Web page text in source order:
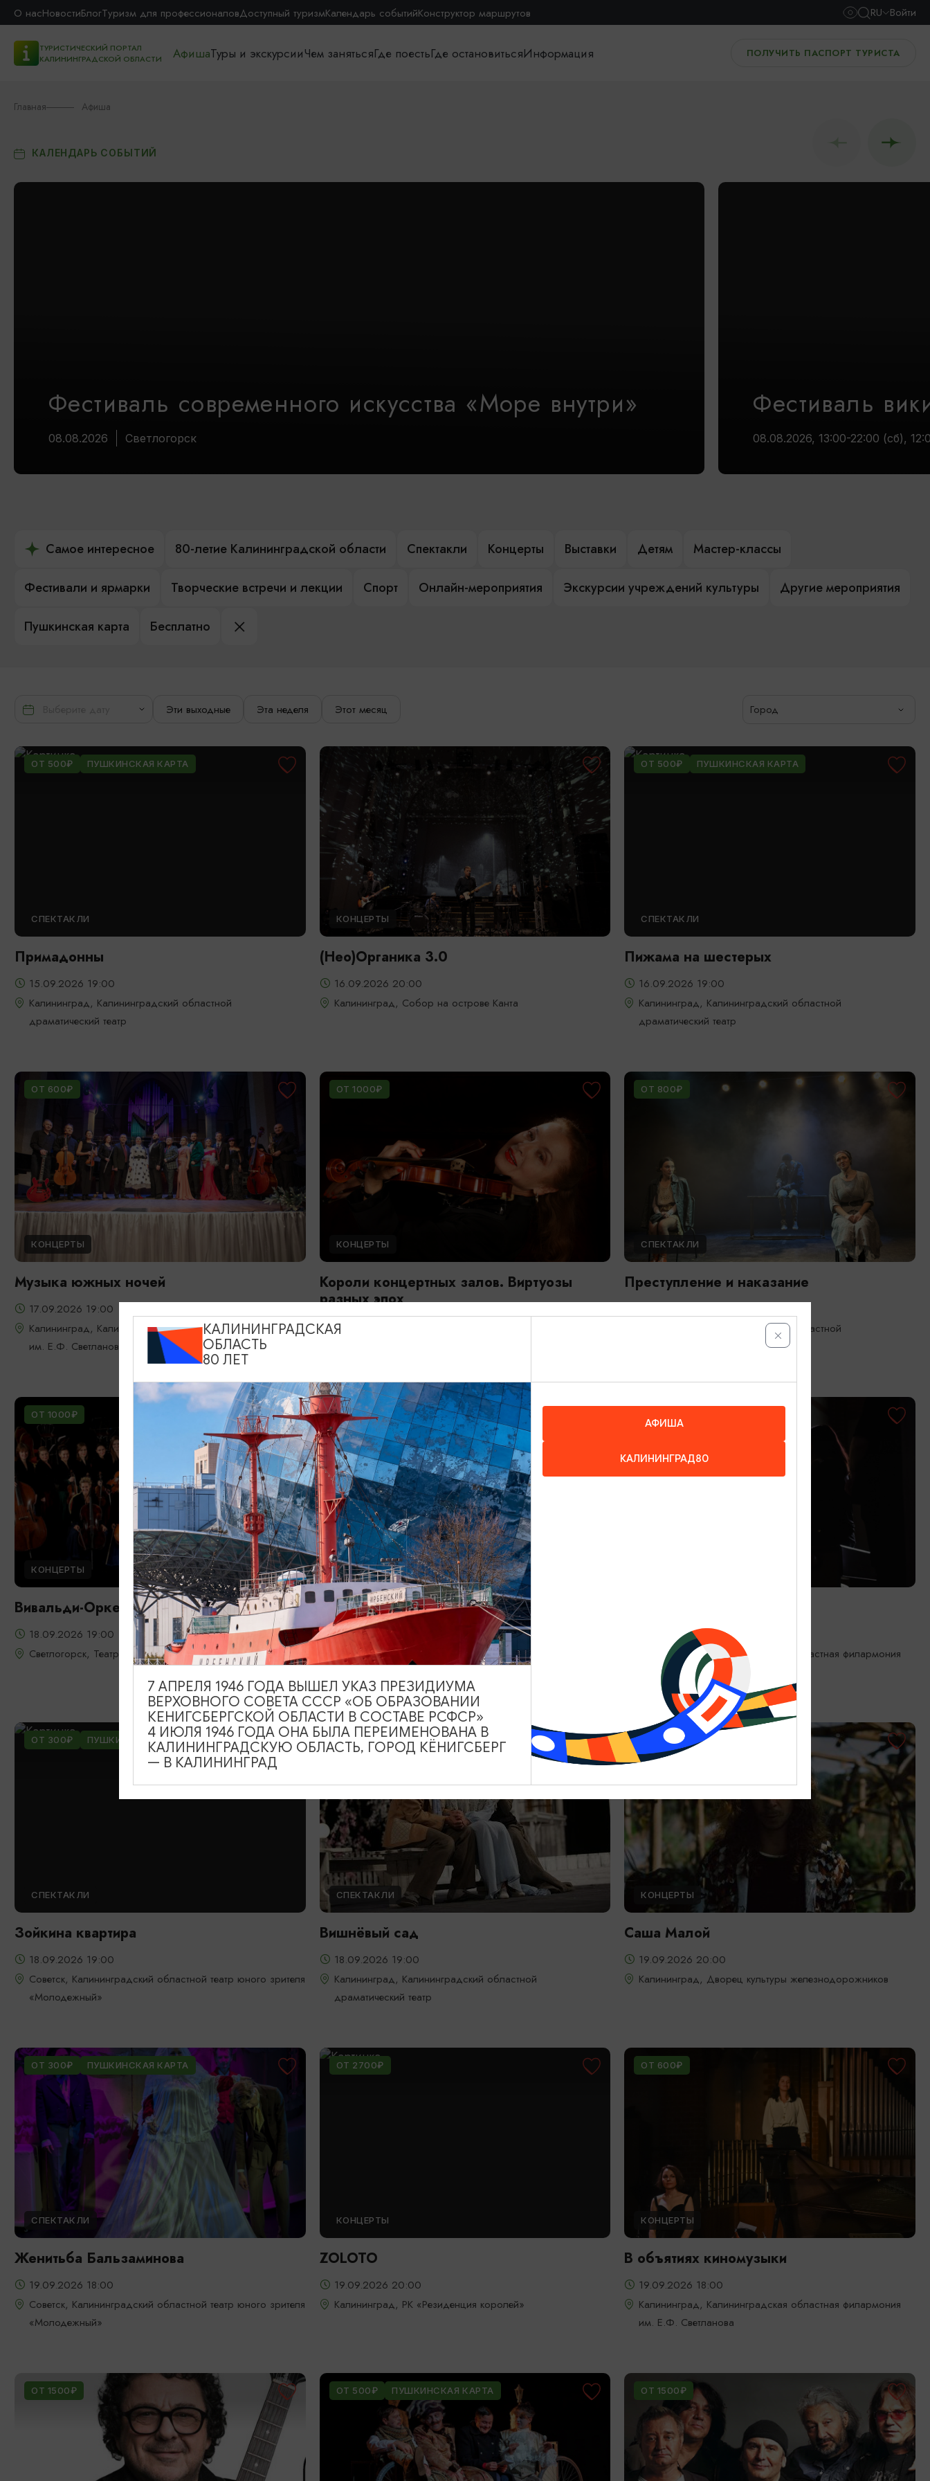
О насНовостиБлогТуризм для профессионаловДоступный туризмКалендарь событийКонструктор маршрутов RU Войти
ТУРИСТИЧЕСКИЙ ПОРТАЛ
КАЛИНИНГРАДСКОЙ ОБЛАСТИ
АфишаТуры и экскурсииЧем занятьсяГде поестьГде остановитьсяИнформация ПОЛУЧИТЬ ПАСПОРТ ТУРИСТА
Главная Афиша
КАЛЕНДАРЬ СОБЫТИЙ
Фестиваль современного искусства «Море внутри»
08.08.2026 Светлогорск
Фестиваль
08.08.2026, 13:00-22:00 (сб),
Самое интересное 80-летие Калининградской области Спектакли Концерты Выставки Детям Мастер-классы
Фестивали и ярмарки Творческие встречи и лекции Спорт Онлайн-мероприятия Экскурсии учреждений культуры Другие мероприятия
Пушкинская карта Бесплатно
Эти выходные Эта неделя Этот месяц Город
ОТ 500₽ ПУШКИНСКАЯ КАРТА
СПЕКТАКЛИ
Примадонны
15.09.2026 19:00
Калининград, Калининградский областной
драматический театр
КОНЦЕРТЫ
(Нео)Органика 3.0
16.09.2026 20:00
Калининград, Собор на острове Канта
ОТ 500₽ ПУШКИНСКАЯ КАРТА
СПЕКТАКЛИ
Пижама на шестерых
16.09.2026 19:00
Калининград, Калининградский областной
драматический театр
ОТ 600₽
КОНЦЕРТЫ
Музыка южных ночей
17.09.2026 19:00
Калининград, Калининградская областная филармония
им. Е.Ф. Светланова
ОТ 1000₽
КОНЦЕРТЫ
Короли концертных залов. Виртуозы
разных эпох
17.09.2026 20:00
ОТ 800₽
СПЕКТАКЛИ
Преступление и наказание
Калининград, Калининградский областной
ОТ 1000₽
КОНЦЕРТЫ
Вивальди-Оркестр
18.09.2026 19:00
Светлогорск, Театр эстрады «Янтарь-холл»
ОТ 400₽
КОНЦЕРТЫ
Диско-шоу «Вояж»
18.09.2026 19:00
Калининград, Калининградский театр эстрады
18.09.2026 19:00
Калининград, Калининградская областная филармония
им. Е.Ф. Светланова
ОТ 300₽ ПУШКИНСКАЯ КАРТА
СПЕКТАКЛИ
Зойкина квартира
18.09.2026 19:00
Советск, Калининградский областной театр юного зрителя
«Молодежный»
ОТ 500₽ ПУШКИНСКАЯ КАРТА
СПЕКТАКЛИ
Вишнёвый сад
18.09.2026 19:00
Калининград, Калининградский областной
драматический театр
ОТ 1750₽
КОНЦЕРТЫ
Саша Малой
19.09.2026 20:00
Калининград, Дворец культуры железнодорожников
ОТ 300₽ ПУШКИНСКАЯ КАРТА
СПЕКТАКЛИ
Женитьба Бальзаминова
19.09.2026 18:00
Советск, Калининградский областной театр юного зрителя
«Молодежный»
ОТ 2700₽
КОНЦЕРТЫ
ZOLOTO
19.09.2026 20:00
Калининград, РК «Резиденция королей»
ОТ 600₽
КОНЦЕРТЫ
В объятиях киномузыки
19.09.2026 18:00
Калининград, Калининградская областная филармония
им. Е.Ф. Светланова
ОТ 1500₽ ОТ 500₽ ПУШКИНСКАЯ КАРТА ОТ 1500₽
КАЛИНИНГРАДСКАЯ
ОБЛАСТЬ
80 ЛЕТ
АФИША
КАЛИНИНГРАД80
7 АПРЕЛЯ 1946 ГОДА ВЫШЕЛ УКАЗ ПРЕЗИДИУМА
ВЕРХОВНОГО СОВЕТА СССР «ОБ ОБРАЗОВАНИИ
КЕНИГСБЕРГСКОЙ ОБЛАСТИ В СОСТАВЕ РСФСР»
4 ИЮЛЯ 1946 ГОДА ОНА БЫЛА ПЕРЕИМЕНОВАНА В
КАЛИНИНГРАДСКУЮ ОБЛАСТЬ, ГОРОД КЁНИГСБЕРГ
— В КАЛИНИНГРАД